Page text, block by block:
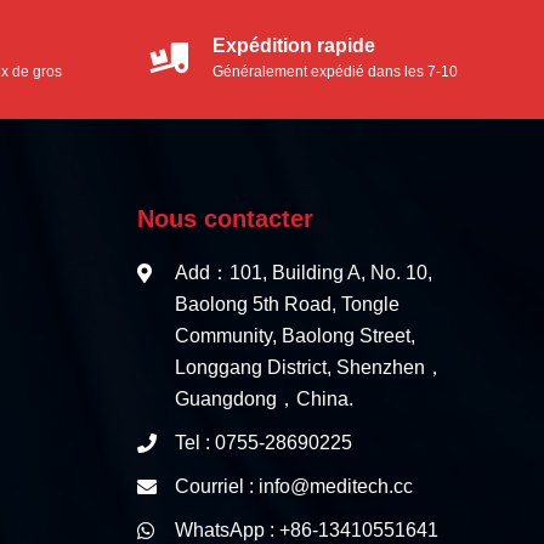
de gros
Expédition rapide
Généralement expédié dans les 7-10
Nous contacter
Add：101, Building A, No. 10,
Baolong 5th Road, Tongle
Community, Baolong Street,
Longgang District, Shenzhen，
Guangdong，China.
Tel : 0755-28690225
Courriel : info@meditech.cc
WhatsApp : +86-13410551641